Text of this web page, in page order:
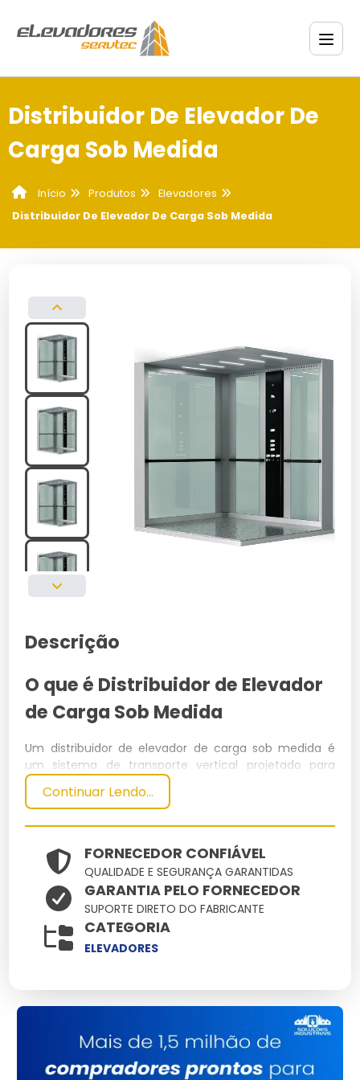
Distribuidor De Elevador De
Carga Sob Medida
Início Produtos
Elevadores
Distribuidor De Elevador De Carga Sob Medida
Descrição
O que é Distribuidor de Elevador
de Carga Sob Medida
Um distribuidor de elevador de carga sob medida é
um sistema de transporte vertical projetado para
mover cargas em ambientes industriais ou
comerciais. Ele é customizado para atender
Especificações Técnicas
Dimensões
(cm)
Peso
(kg)
Material
Capacidade
200x150
1500
Principais Características e
Benefícios
Personalização Completa: Ajuste total às
Continuar Lendo...
FORNECEDOR CONFIÁVEL
QUALIDADE E SEGURANÇA GARANTIDAS
GARANTIA PELO FORNECEDOR
SUPORTE DIRETO DO FABRICANTE
CATEGORIA
ELEVADORES